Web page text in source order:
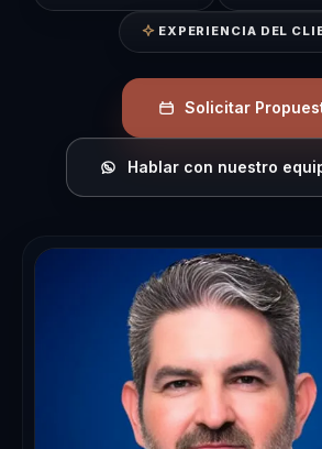
EXPERIENCIA DEL
Solicitar
Hablar con nuestro